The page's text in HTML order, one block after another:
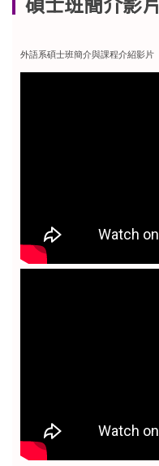
外語系碩士班簡介與課程介紹影片